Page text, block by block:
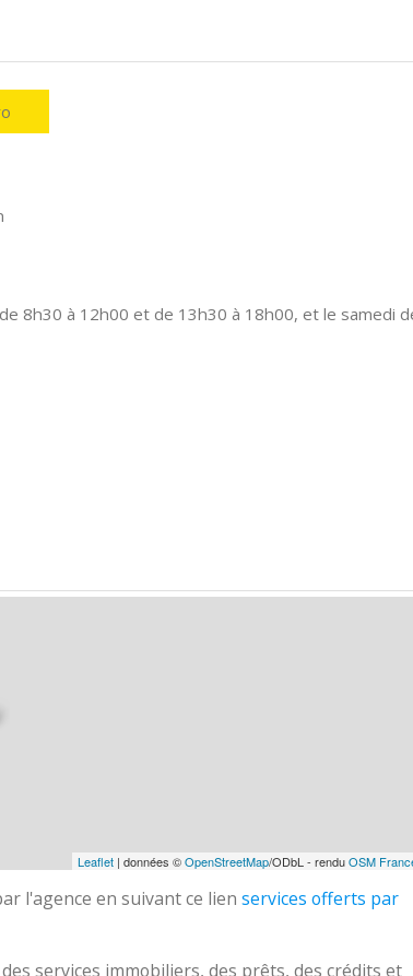
8h30 à 12h00 et de 13h30 à 18h00, et le samedi
Leaflet| données ©OpenStreetMap/ODbL - renduOSM
l'agence en suivant ce lien services offerts par
services immobiliers, des prêts, des crédits et